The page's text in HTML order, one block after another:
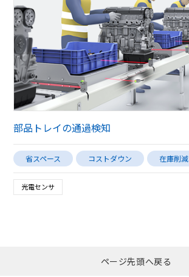
部品トレイの通過検知
省スペース コストダウン 在庫削減
光電センサ
ページ先頭へ戻る